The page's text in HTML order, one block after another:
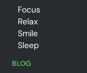
Focus
Relax
Smile
Sleep
BLOG